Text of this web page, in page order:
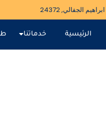
الرئيسية خدماتنا